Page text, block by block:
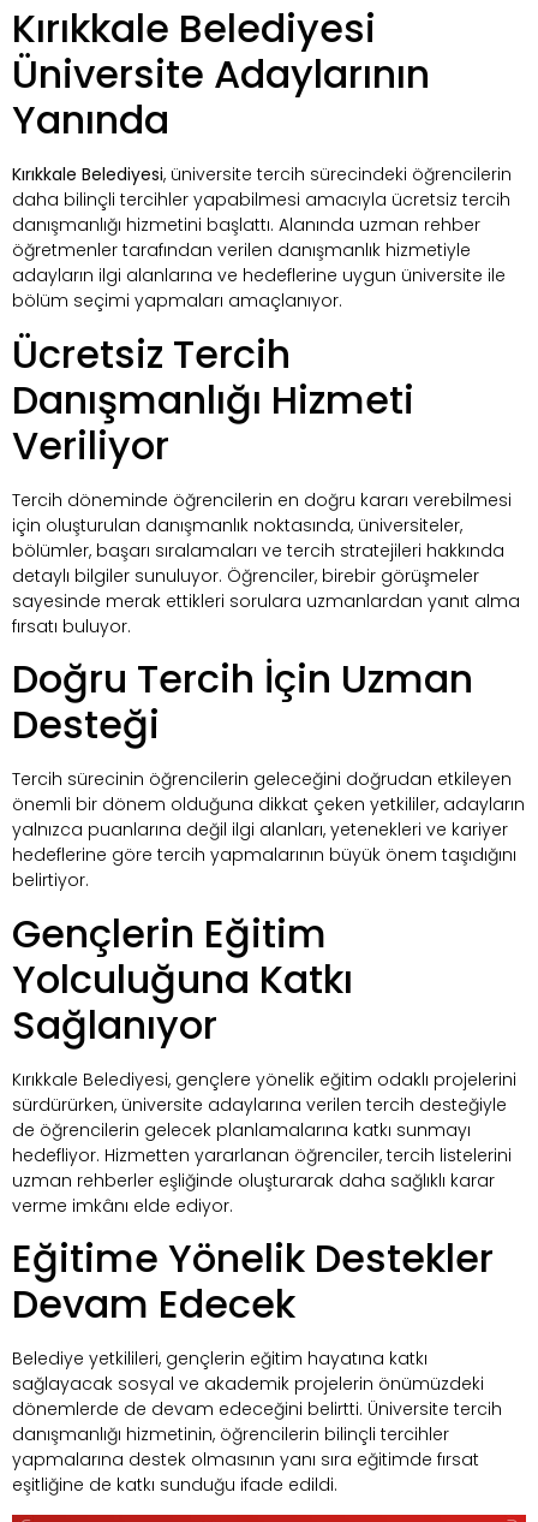
Kırıkkale Belediyesi
Üniversite Adaylarının
Yanında
Kırıkkale Belediyesi, üniversite tercih sürecindeki öğrencilerin
daha bilinçli tercihler yapabilmesi amacıyla ücretsiz tercih
danışmanlığı hizmetini başlattı. Alanında uzman rehber
öğretmenler tarafından verilen danışmanlık hizmetiyle
adayların ilgi alanlarına ve hedeflerine uygun üniversite ile
bölüm seçimi yapmaları amaçlanıyor.
Ücretsiz Tercih
Danışmanlığı Hizmeti
Veriliyor
Tercih döneminde öğrencilerin en doğru kararı verebilmesi
için oluşturulan danışmanlık noktasında, üniversiteler,
bölümler, başarı sıralamaları ve tercih stratejileri hakkında
detaylı bilgiler sunuluyor. Öğrenciler, birebir görüşmeler
sayesinde merak ettikleri sorulara uzmanlardan yanıt alma
fırsatı buluyor.
Doğru Tercih İçin Uzman
Desteği
Tercih sürecinin öğrencilerin geleceğini doğrudan etkileyen
önemli bir dönem olduğuna dikkat çeken yetkililer, adayların
yalnızca puanlarına değil ilgi alanları, yetenekleri ve kariyer
hedeflerine göre tercih yapmalarının büyük önem taşıdığını
belirtiyor.
Gençlerin Eğitim
Yolculuğuna Katkı
Sağlanıyor
Kırıkkale Belediyesi, gençlere yönelik eğitim odaklı projelerini
sürdürürken, üniversite adaylarına verilen tercih desteğiyle
de öğrencilerin gelecek planlamalarına katkı sunmayı
hedefliyor. Hizmetten yararlanan öğrenciler, tercih listelerini
uzman rehberler eşliğinde oluşturarak daha sağlıklı karar
verme imkânı elde ediyor.
Eğitime Yönelik Destekler
Devam Edecek
Belediye yetkilileri, gençlerin eğitim hayatına katkı
sağlayacak sosyal ve akademik projelerin önümüzdeki
dönemlerde de devam edeceğini belirtti. Üniversite tercih
danışmanlığı hizmetinin, öğrencilerin bilinçli tercihler
yapmalarına destek olmasının yanı sıra eğitimde fırsat
eşitliğine de katkı sunduğu ifade edildi.